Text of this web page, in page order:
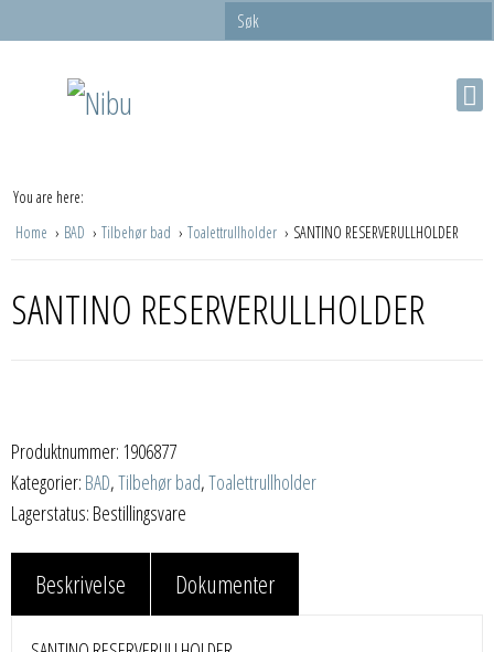
You are here:
Home
BAD Tilbehør bad Toalettrullholder SANTINO RESERVERULLHOLDER
SANTINO RESERVERULLHOLDER
Produktnummer: 1906877
Kategorier: BAD,Tilbehør bad,Toalettrullholder
Lagerstatus: Bestillingsvare
Beskrivelse Dokumenter